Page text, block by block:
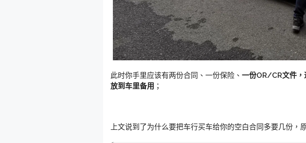
此时你手里应该有两份合同、一份保险、 一份OR/CR文件，
放到车里备用 ；
上文说到了为什么要把车行买车给你的空白合同多要几份，